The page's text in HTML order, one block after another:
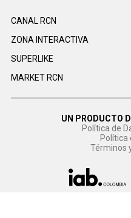
CANAL RCN
ZONA INTERACTIVA
SUPERLIKE
MARKET RCN
UN PRODUCTO
Política de
Política
Términos